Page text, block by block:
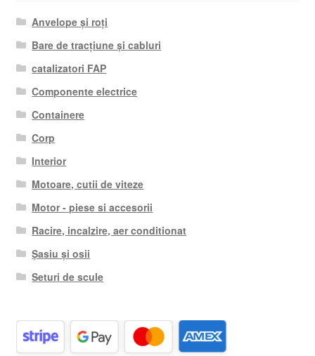
Anvelope și roți
Bare de tracțiune și cabluri
catalizatori FAP
Componente electrice
Containere
Corp
Interior
Motoare, cutii de viteze
Motor - piese si accesorii
Racire, incalzire, aer conditionat
Șasiu și osii
Seturi de scule